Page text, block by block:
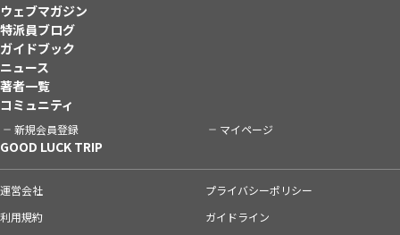
ウェブマガジン
特派員ブログ
ガイドブック
ニュース
著者一覧
コミュニティ
新規会員登録 マイページ
GOOD LUCK TRIP
運営会社
プライバシーポリシー
利用規約
ガイドライン